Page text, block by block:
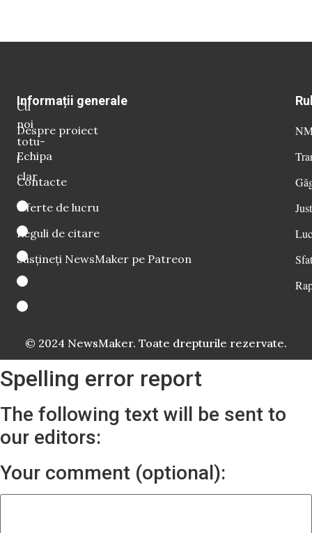
Cu
noi
totu-
i
clar
Informații generale
Despre proiect
Echipa
Contacte
Oferte de lucru
Reguli de citare
Susțineți NewsMaker pe Patreon
© 2024 NewsMaker. Toate drepturile rezervate.
Spelling error report
The following text will be sent to
our editors:
Your comment (optional):